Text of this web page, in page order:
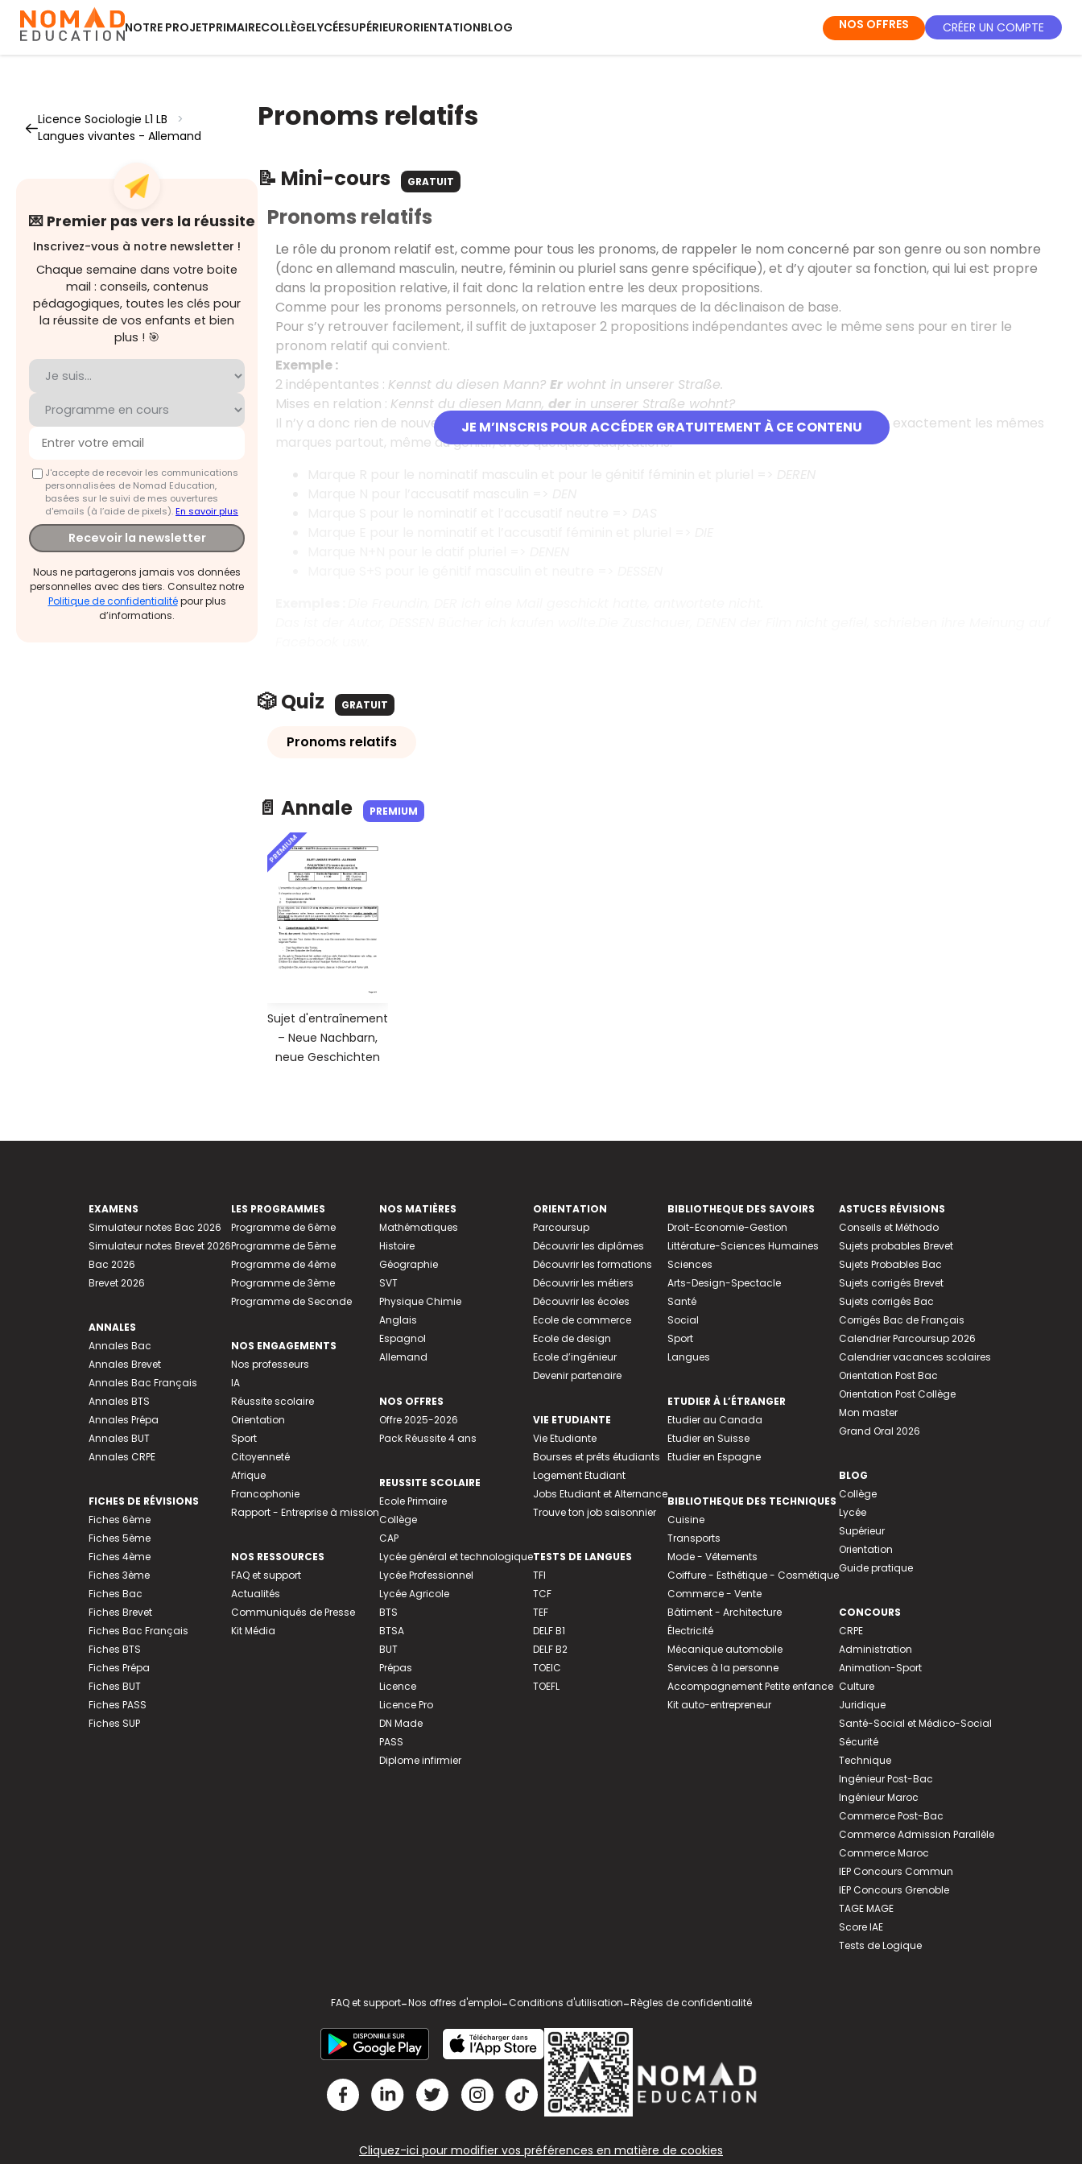
NOTRE PROJETPRIMAIRECOLLÈGELYCÉESUPÉRIEURORIENTATIONBLOG NOS OFFRES CRÉER UN COMPTE
Licence Sociologie L1 LB
>
Langues vivantes - Allemand
💌 Premier pas vers la réussite
Inscrivez-vous à notre newsletter !
Chaque semaine dans votre boite
mail : conseils, contenus
pédagogiques, toutes les clés pour
la réussite de vos enfants et bien
plus ! 🎯
J'accepte de recevoir les communications
personnalisées de Nomad Education,
basées sur le suivi de mes ouvertures
d'emails (à l’aide de pixels).En savoir plus
Recevoir la newsletter
Nous ne partagerons jamais vos données
personnelles avec des tiers. Consultez notre
Politique de confidentialitépour plus
d’informations.
Pronoms relatifs
📝 Mini-cours GRATUIT
JE M’INSCRIS POUR ACCÉDER GRATUITEMENT À CE CONTENU
Pronoms relatifs
Le rôle du pronom relatif est, comme pour tous les pronoms, de rappeler le nom concerné par son genre ou son nombre
(donc en allemand masculin, neutre, féminin ou pluriel sans genre spécifique), et d’y ajouter sa fonction, qui lui est propre
dans la proposition relative, il fait donc la relation entre les deux propositions.
Comme pour les pronoms personnels, on retrouve les marques de la déclinaison de base.
Pour s’y retrouver facilement, il suffit de juxtaposer 2 propositions indépendantes avec le même sens pour en tirer le
pronom relatif qui convient.
Exemple :
2 indépentantes : Kennst du diesen Mann? Erwohnt in unserer Straße.
Mises en relation : Kennst du diesen Mann, derin unserer Straße wohnt?
Il n’y a donc rien de nouveau à apprendre sur la déclinaison pour manier les relatifs, puisque l’on a exactement les mêmes
marques partout, même au génitif, avec quelques adaptations.
🎲 Quiz GRATUIT
Pronoms relatifs
📄 Annale PREMIUM
PREMIUM
Sujet d'entraînement
– Neue Nachbarn,
neue Geschichten
EXAMENS
Simulateur notes Bac 2026
Simulateur notes Brevet 2026
Bac 2026
Brevet 2026
ANNALES
Annales Bac
Annales Brevet
Annales Bac Français
Annales BTS
Annales Prépa
Annales BUT
Annales CRPE
FICHES DE RÉVISIONS
Fiches 6ème
Fiches 5ème
Fiches 4ème
Fiches 3ème
Fiches Bac
Fiches Brevet
Fiches Bac Français
Fiches BTS
Fiches Prépa
Fiches BUT
Fiches PASS
Fiches SUP
LES PROGRAMMES
Programme de 6ème
Programme de 5ème
Programme de 4ème
Programme de 3ème
Programme de Seconde
NOS ENGAGEMENTS
Nos professeurs
IA
Réussite scolaire
Orientation
Sport
Citoyenneté
Afrique
Francophonie
Rapport - Entreprise à mission
NOS RESSOURCES
FAQ et support
Actualités
Communiqués de Presse
Kit Média
NOS MATIÈRES
Mathématiques
Histoire
Géographie
SVT
Physique Chimie
Anglais
Espagnol
Allemand
NOS OFFRES
Offre 2025-2026
Pack Réussite 4 ans
REUSSITE SCOLAIRE
Ecole Primaire
Collège
CAP
Lycée général et technologique
Lycée Professionnel
Lycée Agricole
BTS
BTSA
BUT
Prépas
Licence
Licence Pro
DN Made
PASS
Diplome infirmier
ORIENTATION
Parcoursup
Découvrir les diplômes
Découvrir les formations
Découvrir les métiers
Découvrir les écoles
Ecole de commerce
Ecole de design
Ecole d’ingénieur
Devenir partenaire
VIE ETUDIANTE
Vie Etudiante
Bourses et prêts étudiants
Logement Etudiant
Jobs Etudiant et Alternance
Trouve ton job saisonnier
TESTS DE LANGUES
TFI
TCF
TEF
DELF B1
DELF B2
TOEIC
TOEFL
BIBLIOTHEQUE DES SAVOIRS
Droit-Economie-Gestion
Littérature-Sciences Humaines
Sciences
Arts-Design-Spectacle
Santé
Social
Sport
Langues
ETUDIER À L’ÉTRANGER
Etudier au Canada
Etudier en Suisse
Etudier en Espagne
BIBLIOTHEQUE DES TECHNIQUES
Cuisine
Transports
Mode - Vêtements
Coiffure - Esthétique - Cosmétique
Commerce - Vente
Bâtiment - Architecture
Électricité
Mécanique automobile
Services à la personne
Accompagnement Petite enfance
Kit auto-entrepreneur
ASTUCES RÉVISIONS
Conseils et Méthodo
Sujets probables Brevet
Sujets Probables Bac
Sujets corrigés Brevet
Sujets corrigés Bac
Corrigés Bac de Français
Calendrier Parcoursup 2026
Calendrier vacances scolaires
Orientation Post Bac
Orientation Post Collège
Mon master
Grand Oral 2026
BLOG
Collège
Lycée
Supérieur
Orientation
Guide pratique
CONCOURS
CRPE
Administration
Animation-Sport
Culture
Juridique
Santé-Social et Médico-Social
Sécurité
Technique
Ingénieur Post-Bac
Ingénieur Maroc
Commerce Post-Bac
Commerce Admission Parallèle
Commerce Maroc
IEP Concours Commun
IEP Concours Grenoble
TAGE MAGE
Score IAE
Tests de Logique
FAQ et support-Nos offres d'emploi-Conditions d'utilisation-Règles de confidentialité
Cliquez-ici pour modifier vos préférences en matière de cookies